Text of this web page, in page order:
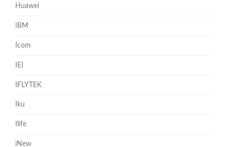
Huawei
IBM
Icom
IEI
IFLYTEK
Iku
Ilife
iNew